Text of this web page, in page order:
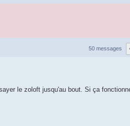
50 messages
le zoloft jusqu'au bout. Si ça